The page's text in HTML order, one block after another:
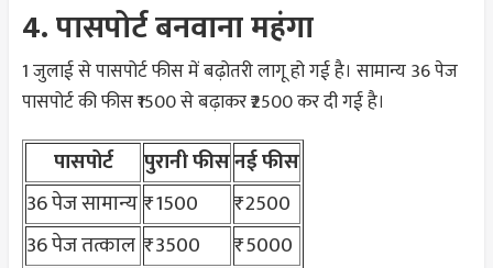
4. पासपोर्ट बनवाना महंगा
1 जुलाई से पासपोर्ट फीस में बढ़ोतरी लागू हो गई है। सामान्य 36 पेज
पासपोर्ट की फीस ₹1500 से बढ़ाकर ₹2500 कर दी गई है।
पासपोर्ट पुरानी फीसनई फीस
36 पेज सामान्य₹1500
₹2500
36 पेज तत्काल ₹3500
₹5000